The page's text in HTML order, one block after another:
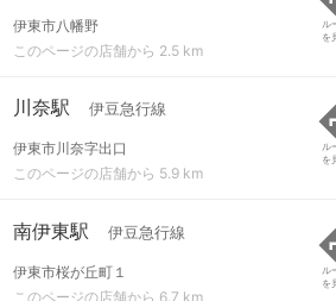
伊東市八幡野
このページの店舗から 2.5 km
ル
を
川奈駅 伊豆急行線
伊東市川奈字出口
このページの店舗から 5.9 km
ル
を
南伊東駅 伊豆急行線
伊東市桜が丘町１
このページの店舗から 6.7 km
ル
を